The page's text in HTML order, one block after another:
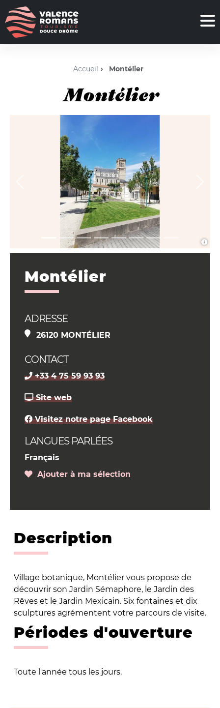
Accueil Montélier
Montélier
Montélier
ADRESSE
26120 MONTÉLIER
CONTACT
+33 4 75 59 93 93
Site web
Visitez notre page Facebook
LANGUES PARLÉES
Français
Ajouter à ma sélection
Description
Village botanique, Montélier vous propose de
découvrir son Jardin Sémaphore, le Jardin des
Rêves et le Jardin Mexicain. Six fontaines et dix
sculptures agrémentent votre parcours de visite.
Périodes d'ouverture
Toute l'année tous les jours.